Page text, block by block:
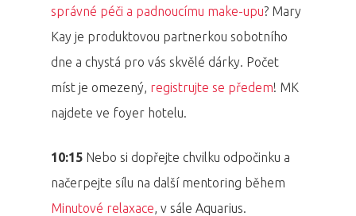
správné péči a padnoucímu make-upu? Mary
Kay je produktovou partnerkou sobotního
dne a chystá pro vás skvělé dárky. Počet
míst je omezený, registrujte se předem! MK
najdete ve foyer hotelu.
10:15 Nebo si dopřejte chvilku odpočinku a
načerpejte sílu na další mentoring během
Minutové relaxace, v sále Aquarius.